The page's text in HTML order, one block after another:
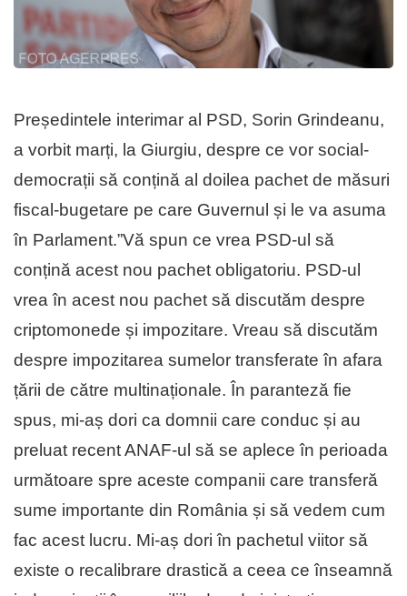
Președintele interimar al PSD, Sorin Grindeanu,
a vorbit marți, la Giurgiu, despre ce vor social-
democrații să conțină al doilea pachet de măsuri
fiscal-bugetare pe care Guvernul și le va asuma
în Parlament.”Vă spun ce vrea PSD-ul să
conțină acest nou pachet obligatoriu. PSD-ul
vrea în acest nou pachet să discutăm despre
criptomonede și impozitare. Vreau să discutăm
despre impozitarea sumelor transferate în afara
țării de către multinaționale. În paranteză fie
spus, mi-aș dori ca domnii care conduc și au
preluat recent ANAF-ul să se aplece în perioada
următoare spre aceste companii care transferă
sume importante din România și să vedem cum
fac acest lucru. Mi-aș dori în pachetul viitor să
existe o recalibrare drastică a ceea ce înseamnă